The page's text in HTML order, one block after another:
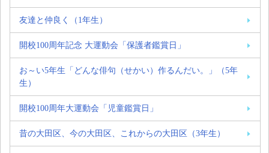
友達と仲良く（1年生）
開校100周年記念 大運動会「保護者鑑賞日」
お～い5年生「どんな俳句（せかい）作るんだい。」（5年
生）
開校100周年大運動会「児童鑑賞日」
昔の大田区、今の大田区、これからの大田区（3年生）